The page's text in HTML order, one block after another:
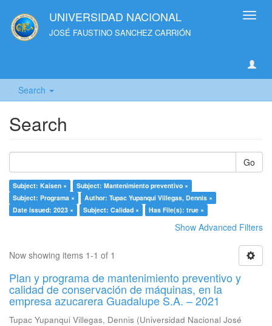
UNIVERSIDAD NACIONAL
JOSÉ FAUSTINO SANCHEZ CARRIÓN
Search
Search
Go
Subject: Kaisen ×
Subject: Mantenimiento preventivo ×
Subject: Programa ×
Author: Tupac Yupanqui Villegas, Dennis ×
Date issued: 2023 ×
Subject: Calidad × Has File(s): true ×
Show Advanced Filters
Now showing items 1-1 of 1
Plan y programa de mantenimiento preventivo y
calidad de conservación de máquinas, en la
empresa azucarera Guadalupe S.A. – 2021
Tupac Yupanqui Villegas, Dennis (Universidad Nacional José